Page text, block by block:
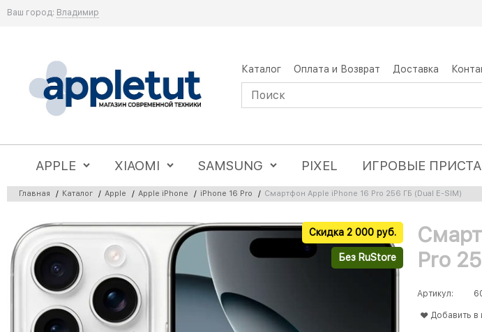
Ваш город: Владимир
Каталог Оплата и Возврат Доставка
APPLE XIAOMI SAMSUNG PIXEL ИГРОВЫЕ
Главная / Каталог / Apple / Apple iPhone / iPhone 16 Pro / Смартфон Apple iPhone 16 Pro 256 ГБ (Dual E-SIM)
Скидка 2 000 руб.
Без RuStore
Pro
Артикул:
Добавить в